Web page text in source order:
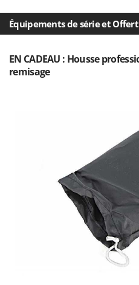
Macom
Macte Ovens
MAMMAMIA
McCulloch
Équipements de série et Offert
EN CADEAU : Housse
remisage